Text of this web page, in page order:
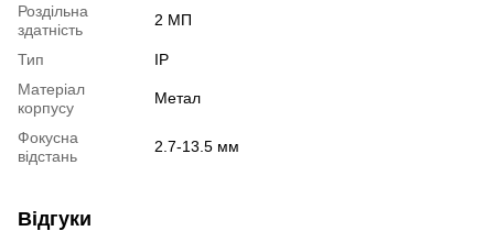
Роздільна
здатність
2 МП
Тип
IP
Матеріал
корпусу
Метал
Фокусна
відстань
2.7-13.5 мм
Відгуки